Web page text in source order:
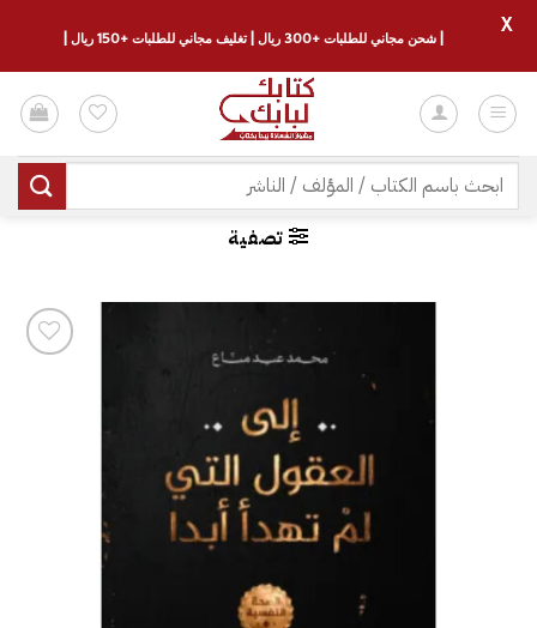
للمحتوى
البحث
عن:
تصفية
| شحن مجاني للطلبات +300 ريال | تغليف مجاني للطلبات +150 ريال |
X